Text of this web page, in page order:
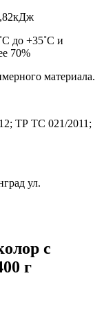
до +35˚C и
70%
материала.
ТР ТС 021/2011;
ул.
с
г